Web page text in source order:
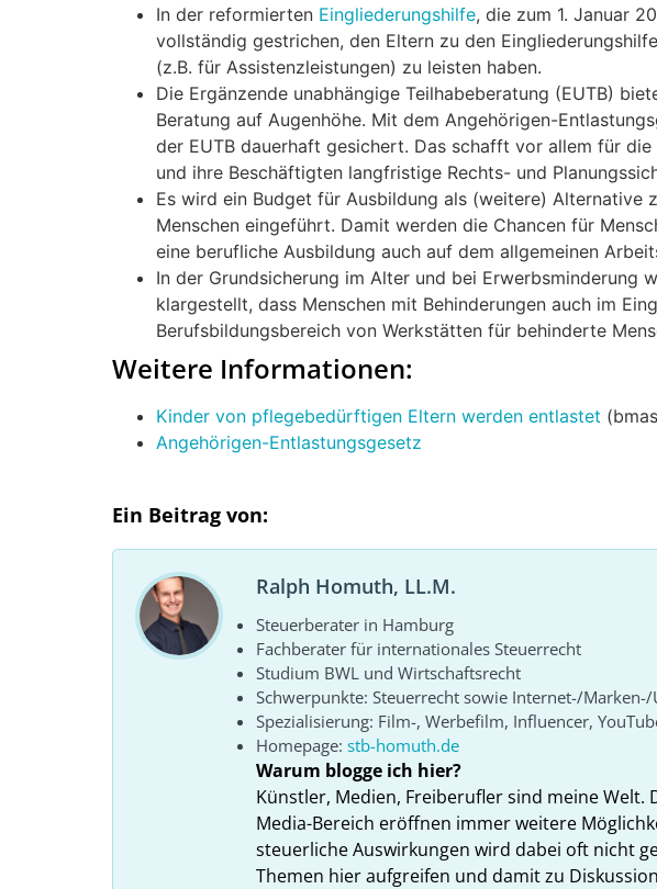
In der reformierten Eingliederungshilfe, die zum 1. Januar
vollständig gestrichen, den Eltern zu den
(z.B. für Assistenzleistungen) zu leisten haben.
Die Ergänzende unabhängige Teilhabeberatung (EUTB)
Beratung auf Augenhöhe. Mit dem Angehörigen-
der EUTB dauerhaft gesichert. Das schafft vor allem für
und ihre Beschäftigten langfristige Rechts- und
Es wird ein Budget für Ausbildung als (weitere) Alternative
Menschen eingeführt. Damit werden die Chancen für
eine berufliche Ausbildung auch auf dem allgemeinen
In der Grundsicherung im Alter und bei Erwerbsminderung
klargestellt, dass Menschen mit Behinderungen auch im
Berufsbildungsbereich von Werkstätten für behinderte
Weitere Informationen:
Kinder von pflegebedürftigen Eltern werden entlastet
Angehörigen-Entlastungsgesetz
Ein Beitrag von:
Ralph Homuth, LL.M.
Steuerberater in Hamburg
Fachberater für internationales Steuerrecht
Studium BWL und Wirtschaftsrecht
Schwerpunkte: Steuerrecht sowie Internet-/
Spezialisierung: Film-, Werbefilm, Influencer,
Homepage: stb-homuth.de
Warum blogge ich hier?
Künstler, Medien, Freiberufler sind meine Welt.
Media-Bereich eröffnen immer weitere
steuerliche Auswirkungen wird dabei oft nicht
Themen hier aufgreifen und damit zu